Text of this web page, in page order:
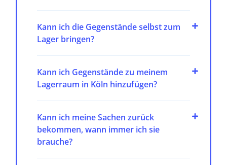
Kann ich die Gegenstände selbst zum
Lager bringen?
Kann ich Gegenstände zu meinem
Lagerraum in Köln hinzufügen?
Kann ich meine Sachen zurück
bekommen, wann immer ich sie
brauche?